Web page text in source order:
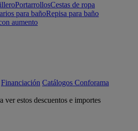
PortarrollosCestas de ropa
para bañoRepisa para baño
aumento
Financiación Catálogos Conforama
estos descuentos e importes